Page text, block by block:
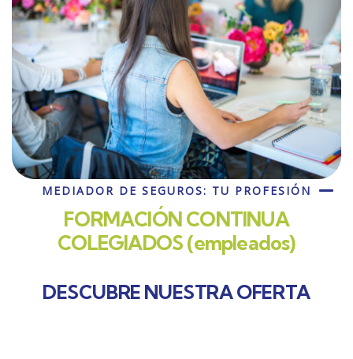
MEDIADOR DE SEGUROS: TU PROFESIÓN
FORMACIÓN CONTINUA
COLEGIADOS (empleados)
DESCUBRE NUESTRA OFERTA